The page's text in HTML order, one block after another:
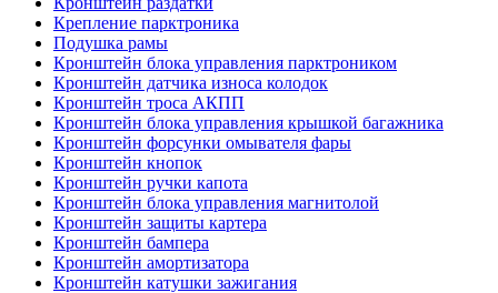
Крепление парктроника
Подушка рамы
Кронштейн блока управления парктроником
Кронштейн датчика износа колодок
Кронштейн троса АКПП
Кронштейн блока управления крышкой багажника
Кронштейн форсунки омывателя фары
Кронштейн кнопок
Кронштейн ручки капота
Кронштейн блока управления магнитолой
Кронштейн защиты картера
Кронштейн бампера
Кронштейн амортизатора
Кронштейн катушки зажигания